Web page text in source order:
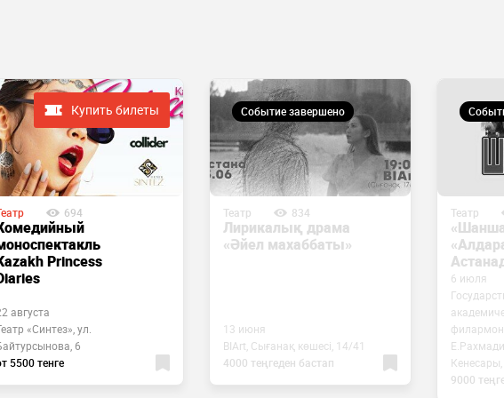
Купить билеты
694
Princess
августа
«Синтез», ул.
6
5500 тенге
Событие завершено
Театр 834
Лирикалық драма
«Әйел махаббаты»
13 июня
BIArt, Сығанақ көшесі, 14/41
4000 теңгеден бастап
Театр
6 июля
9000